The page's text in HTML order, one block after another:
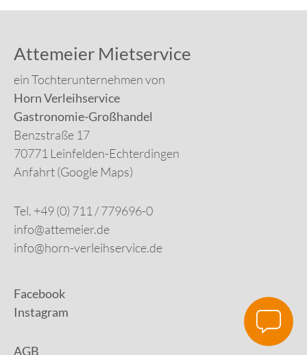
Attemeier Mietservice
ein Tochterunternehmen von
Horn Verleihservice
Gastronomie-Großhandel
Benzstraße 17
70771 Leinfelden-Echterdingen
Anfahrt (Google Maps)
Tel. +49 (0) 711 / 779696-0
info@attemeier.de
info@horn-verleihservice.de
Facebook
Instagram
AGB